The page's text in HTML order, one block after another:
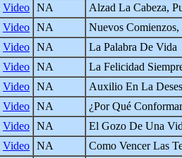
Video NA
Alzad La Cabeza,
Video NA
Nuevos
Video NA
La Palabra De Vida
Video NA
La Felicidad
Video NA
Auxilio En La
Video NA
¿Por Qué
Video NA
El Gozo De Una
Video NA
Como Vencer Las